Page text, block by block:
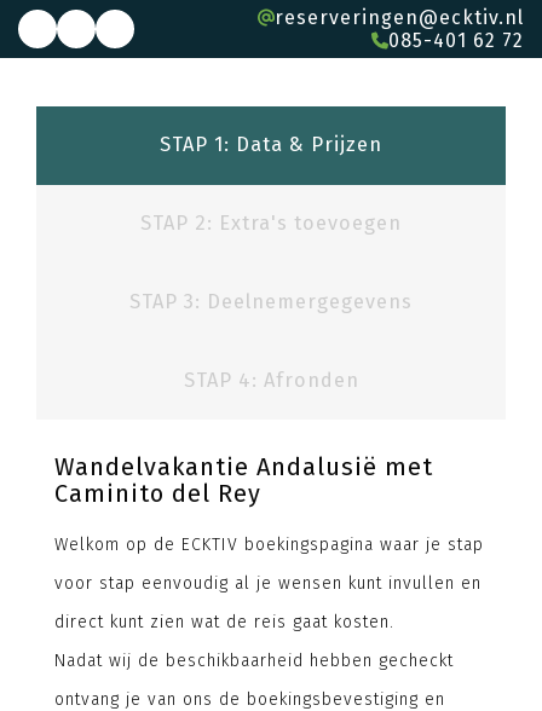
reserveringen@ecktiv.nl
085-401 62 72
STAP 1: Data & Prijzen
STAP 2: Extra's toevoegen
STAP 3: Deelnemergegevens
STAP 4: Afronden
Wandelvakantie Andalusië met
Caminito del Rey
Welkom op de ECKTIV boekingspagina waar je stap
voor stap eenvoudig al je wensen kunt invullen en
direct kunt zien wat de reis gaat kosten.
Nadat wij de beschikbaarheid hebben gecheckt
ontvang je van ons de boekingsbevestiging en